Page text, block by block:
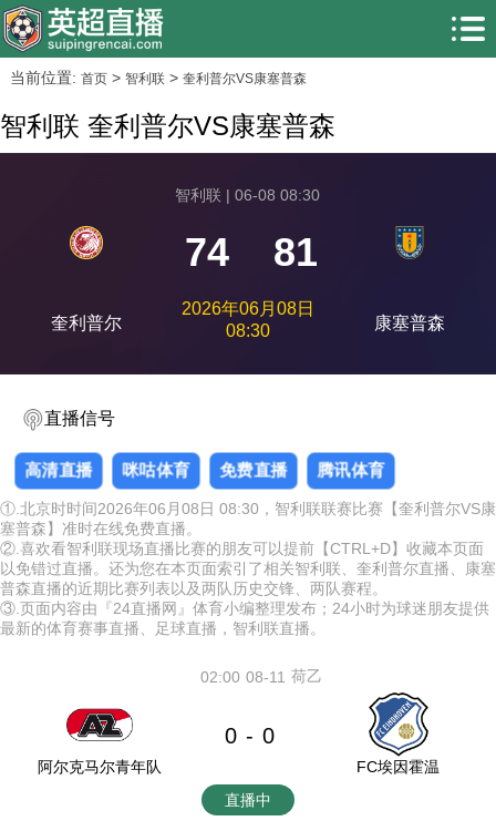
当前位置: 首页> 智利联> 奎利普尔VS康塞普森
智利联 奎利普尔VS康塞普森
奎利普尔
智利联 | 06-08 08:30
74 81
2026年06月08日
08:30
康塞普森
直播信号
高清直播 咪咕体育 免费直播 腾讯体育
①.北京时时间2026年06月08日 08:30，智利联联赛比赛【奎利普尔VS康
塞普森】准时在线免费直播。
②.喜欢看智利联现场直播比赛的朋友可以提前【CTRL+D】收藏本页面
以免错过直播。还为您在本页面索引了相关智利联、奎利普尔直播、康塞
普森直播的近期比赛列表以及两队历史交锋、两队赛程。
③.页面内容由『24直播网』体育小编整理发布；24小时为球迷朋友提供
最新的体育赛事直播、足球直播，智利联直播。
08-11
02:00 荷乙
阿尔克马尔青年队
0 - 0
FC埃因霍温
直播中